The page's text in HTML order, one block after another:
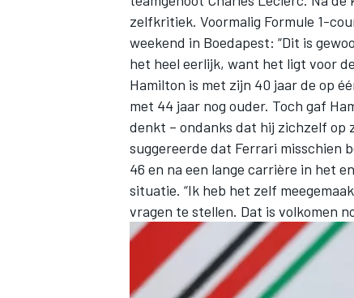
zelfkritiek. Voormalig Formule 1-
weekend in Boedapest: “Dit is
het heel eerlijk, want het ligt voor
Hamilton is met zijn 40 jaar de op
met 44 jaar nog ouder. Toch gaf
denkt – ondanks dat hij zichzelf op
suggereerde dat Ferrari misschien
46 en na een lange carrière in het
situatie. “Ik heb het zelf
vragen te stellen. Dat is volkomen